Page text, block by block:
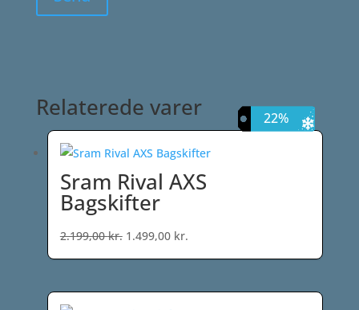
Relaterede varer 32%
Sram Rival AXS
Bagskifter
2.199,00kr. Den
oprindelige
1.499,00 kr.Den
aktuelle
12%
14%
22%